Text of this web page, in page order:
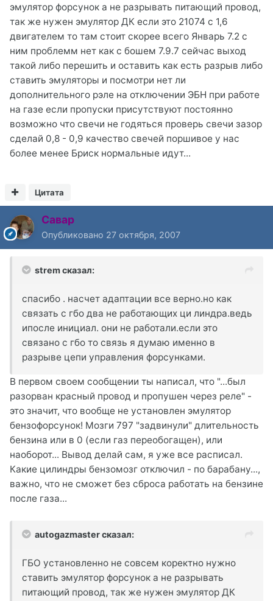
эмулятор форсунок а не разрывать питающий провод,
так же нужен эмулятор ДК если это 21074 с 1,6
двигателем то там стоит скорее всего Январь 7.2 с
ним проблемм нет как с бошем 7.9.7 сейчас выход
такой либо перешить и оставить как есть разрыв либо
ставить эмуляторы и посмотри нет ли
дополнительного рэле на отключении ЭБН при работе
на газе если пропуски присутствуют постоянно
возможно что свечи не годяться проверь свечи зазор
сделай 0,8 - 0,9 качество свечей поршивое у нас
более менее Бриск нормальные идут...
Цитата
Савар
Опубликовано 27 октября, 2007
strem сказал:
спасибо . насчет адаптации все верно.но как
связать с гбо два не работающих ци линдра.ведь
ипосле инициал. они не работали.если это
связано с гбо то связь я думаю именно в
разрыве цепи управления форсунками.
В первом своем сообщении ты написал, что "...был
разорван красный провод и пропушен через реле" -
это значит, что вообще не установлен эмулятор
бензофорсунок! Мозги 797 "задвинули" длительность
бензина или в 0 (если газ переобогащен), или
наоборот... Вывод делай сам, я уже все расписал.
Какие цилиндры бензомозг отключил - по барабану...,
важно, что не сможет без сброса работать на бензине
после газа...
autogazmaster сказал:
ГБО установленно не совсем коректно нужно
ставить эмулятор форсунок а не разрывать
питающий провод, так же нужен эмулятор ДК